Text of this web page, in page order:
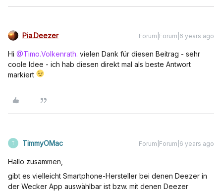
Pia.Deezer Forum|Forum|6 years ago
Hi @Timo.Volkenrath. vielen Dank für diesen Beitrag - sehr
coole Idee - ich hab diesen direkt mal als beste Antwort
markiert
T TimmyOMac Forum|Forum|6 years ago
Hallo zusammen,
gibt es vielleicht Smartphone-Hersteller bei denen Deezer in
der Wecker App auswählbar ist bzw. mit denen Deezer